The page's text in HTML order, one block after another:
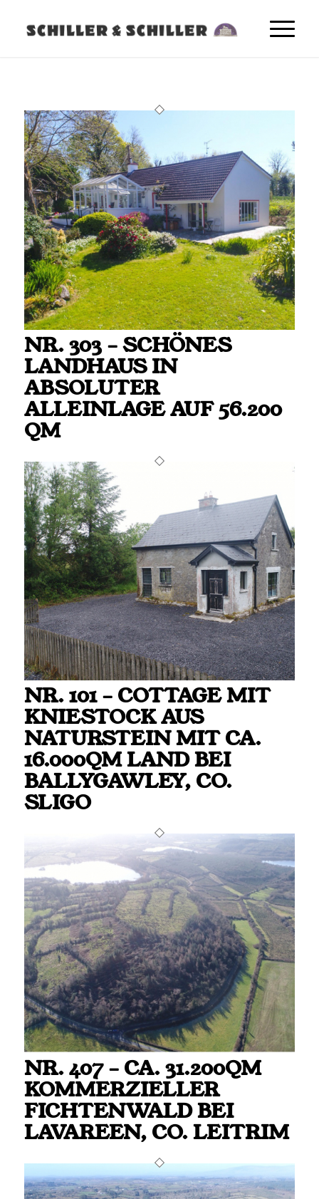
NR. 303 – SCHÖNES
LANDHAUS IN
ABSOLUTER
ALLEINLAGE AUF 56.200
QM
NR. 101 – COTTAGE MIT
KNIESTOCK AUS
NATURSTEIN MIT CA.
16.000QM LAND BEI
BALLYGAWLEY, CO.
SLIGO
NR. 407 – CA. 31.200QM
KOMMERZIELLER
FICHTENWALD BEI
LAVAREEN, CO. LEITRIM